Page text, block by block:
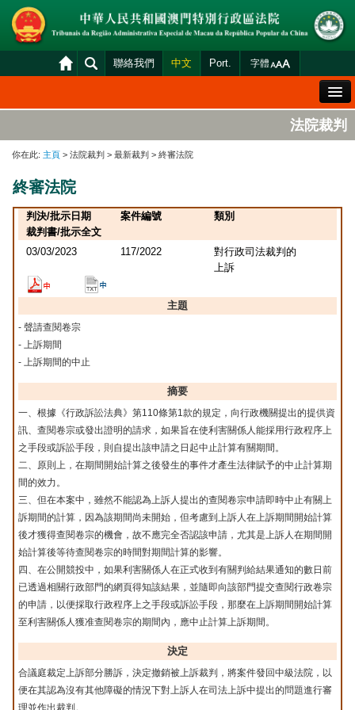
聯絡我們 中文 Port. 字體
法院概況
司法變賣
統計資料
財產申報查閱
下載區
法院電子平台
法院裁判
你在此: 主頁 > 法院裁判 > 最新裁判 > 終審法院
終審法院
判決/批示日期 案件編號
類別
裁判書/批示全文
03/03/2023
117/2022
對行政司法裁判的
上訴
主題
- 聲請查閱卷宗
- 上訴期間
- 上訴期間的中止
摘要
一、根據《行政訴訟法典》第110條第1款的規定，向行政機關提出的提供資
訊、查閱卷宗或發出證明的請求，如果旨在使利害關係人能採用行政程序上
之手段或訴訟手段，則自提出該申請之日起中止計算有關期間。
二、原則上，在期間開始計算之後發生的事件才產生法律賦予的中止計算期
間的效力。
三、但在本案中，雖然不能認為上訴人提出的查閱卷宗申請即時中止有關上
訴期間的計算，因為該期間尚未開始，但考慮到上訴人在上訴期間開始計算
後才獲得查閱卷宗的機會，故不應完全否認該申請，尤其是上訴人在期間開
始計算後等待查閱卷宗的時間對期間計算的影響。
四、在公開競投中，如果利害關係人在正式收到有關判給結果通知的數日前
已透過相關行政部門的網頁得知該結果，並隨即向該部門提交查閱行政卷宗
的申請，以便採取行政程序上之手段或訴訟手段，那麼在上訴期間開始計算
至利害關係人獲准查閱卷宗的期間內，應中止計算上訴期間。
決定
合議庭裁定上訴部分勝訴，決定撤銷被上訴裁判，將案件發回中級法院，以
便在其認為沒有其他障礙的情況下對上訴人在司法上訴中提出的問題進行審